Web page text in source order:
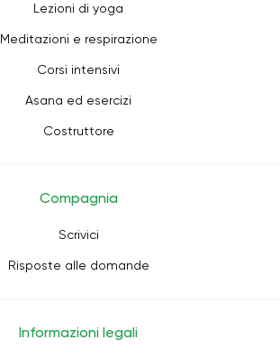
Lezioni di yoga
Meditazioni e respirazione
Corsi intensivi
Asana ed esercizi
Costruttore
Compagnia
Scrivici
Risposte alle domande
Informazioni legali